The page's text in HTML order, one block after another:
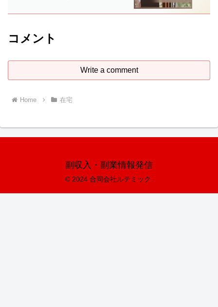
コメント
Write a comment
Home 在宅
副収入・副業情報発信
© 2024 合同会社ルテミック.